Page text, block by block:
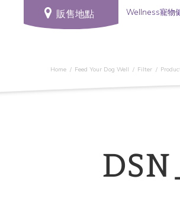
販售地點 Wellness寵物
Home Feed Your Dog Well Filter